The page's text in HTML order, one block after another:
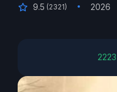
9.5 (2321) 2026
2223